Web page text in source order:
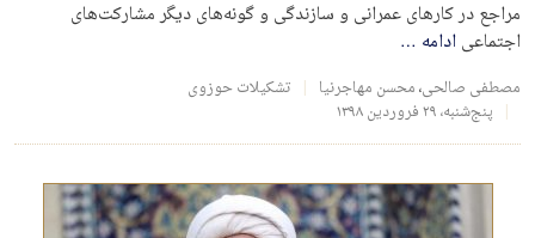
مراجع در کارهای عمرانی و سازندگی و گونه‌های دیگر مشارکت‌های
اجتماعیادامه …
مصطفی صالحی،محسن مهاجرنیا
تشکیلات حوزوی
پنج‌شنبه، ۲۹ فروردین ۱۳۹۸